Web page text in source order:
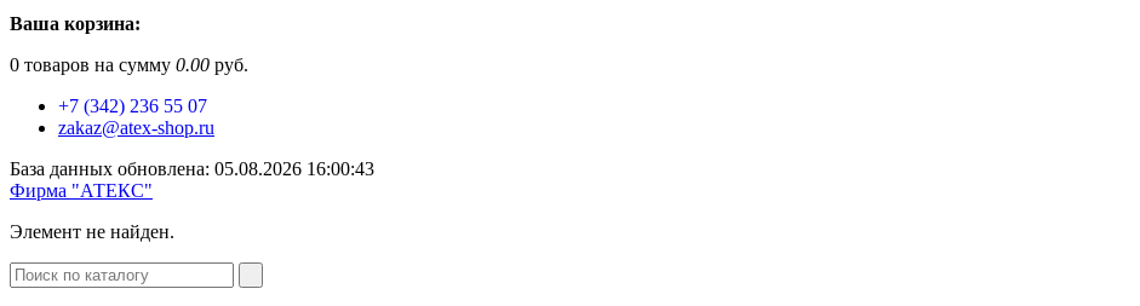
Ваша корзина:
0 товаров на сумму 0.00 руб.
+7 (342) 236 55 07
zakaz@atex-shop.ru
База данных обновлена: 05.08.2026 16:00:43
Фирма "АТЕКС"
Элемент не найден.